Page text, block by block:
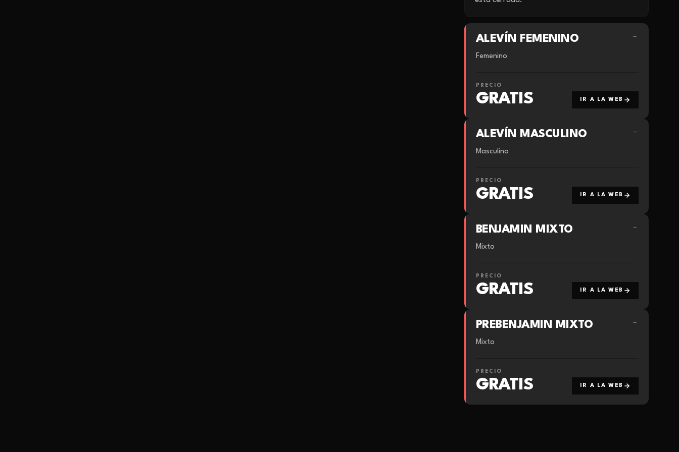
ALEVÍN FEMENINO →
Femenino
PRECIO
GRATIS IR A LA WEB
ALEVÍN MASCULINO →
Masculino
PRECIO
GRATIS IR A LA WEB
BENJAMIN MIXTO →
Mixto
PRECIO
GRATIS IR A LA WEB
PREBENJAMIN MIXTO →
Mixto
PRECIO
GRATIS IR A LA WEB